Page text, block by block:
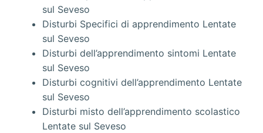
sul Seveso
Disturbi Specifici di apprendimento Lentate
sul Seveso
Disturbi dell’apprendimento sintomi Lentate
sul Seveso
Disturbi cognitivi dell’apprendimento Lentate
sul Seveso
Disturbi misto dell’apprendimento scolastico
Lentate sul Seveso